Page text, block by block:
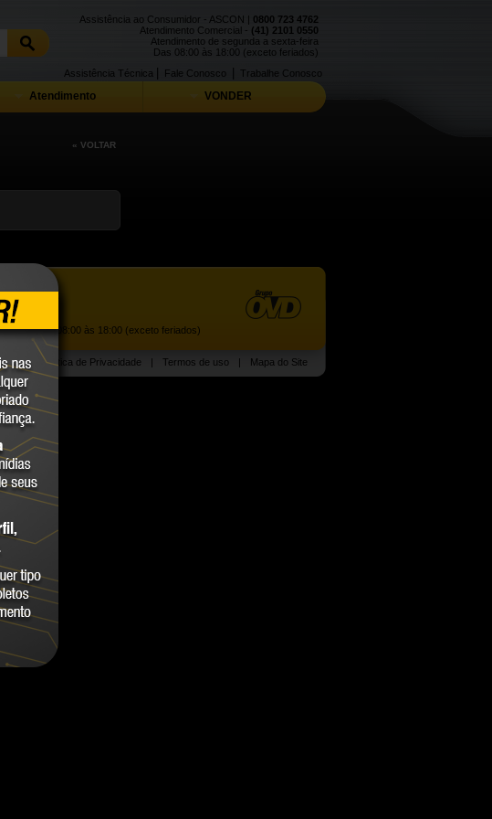
Assistência ao Consumidor - ASCON | 0800 723 4762
Atendimento Comercial - (41) 2101 0550
Atendimento de segunda a sexta-feira
Das 08:00 às 18:00 (exceto feriados)
Trabalhe Conosco
Fale Conosco
Assistência Técnica
Atendimento VONDER
« VOLTAR
723 4762
0550
feira, das 08:00 às 18:00 (exceto feriados)
Política de Privacidade | Termos de uso | Mapa do Site